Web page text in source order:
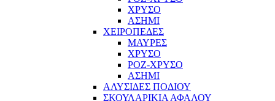
ΧΡΥΣΟ
ΑΣΗΜΙ
ΧΕΙΡΟΠΕΔΕΣ
ΜΑΥΡΕΣ
ΧΡΥΣΟ
ΡΟΖ-ΧΡΥΣΟ
ΑΣΗΜΙ
ΑΛΥΣΙΔΕΣ ΠΟΔΙΟΥ
ΣΚΟΥΛΑΡΙΚΙΑ ΑΦΑΛΟΥ